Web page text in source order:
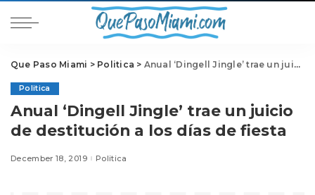
Que Paso Miami > Politica > Anual ‘Dingell Jingle’ trae un juicio de destitución a los días de fiesta
Politica
Anual ‘Dingell Jingle’ trae un juicio
de destitución a los días de fiesta
December 18, 2019 Politica